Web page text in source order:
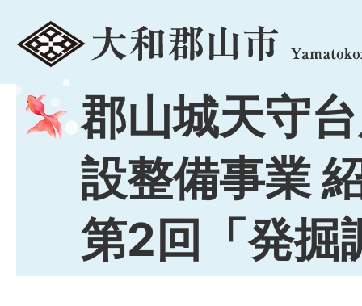
menu
郡山城天守
設整備事業
第2回「発掘